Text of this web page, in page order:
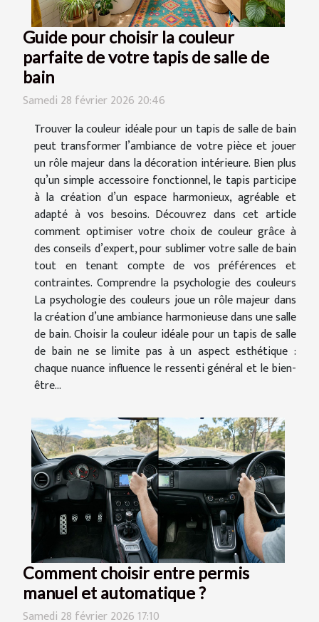
Guide pour choisir la couleur
parfaite de votre tapis de salle de
bain
Samedi 28 février 2026 20:46
Trouver la couleur idéale pour un tapis de salle de bain
peut transformer l’ambiance de votre pièce et jouer
un rôle majeur dans la décoration intérieure. Bien plus
qu’un simple accessoire fonctionnel, le tapis participe
à la création d’un espace harmonieux, agréable et
adapté à vos besoins. Découvrez dans cet article
comment optimiser votre choix de couleur grâce à
des conseils d’expert, pour sublimer votre salle de bain
tout en tenant compte de vos préférences et
contraintes. Comprendre la psychologie des couleurs
La psychologie des couleurs joue un rôle majeur dans
la création d’une ambiance harmonieuse dans une salle
de bain. Choisir la couleur idéale pour un tapis de salle
de bain ne se limite pas à un aspect esthétique :
chaque nuance influence le ressenti général et le bien-
être...
Comment choisir entre permis
manuel et automatique ?
Samedi 28 février 2026 17:10